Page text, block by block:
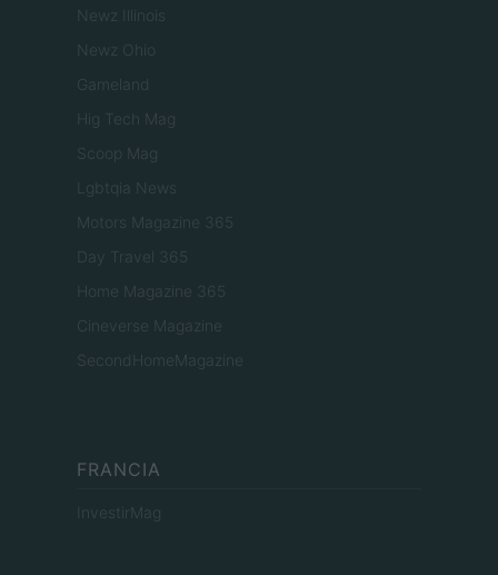
Newz Illinois
Newz Ohio
Gameland
Hig Tech Mag
Scoop Mag
Lgbtqia News
Motors Magazine 365
Day Travel 365
Home Magazine 365
Cineverse Magazine
SecondHomeMagazine
FRANCIA
InvestirMag